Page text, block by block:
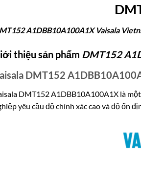
A1DBB10A100A1X Vaisala
thiệu sản phẩm DMT152
DMT152
DMT152 A1DBB10A100A1X là
yêu cầu độ chính xác cao và độ ổn